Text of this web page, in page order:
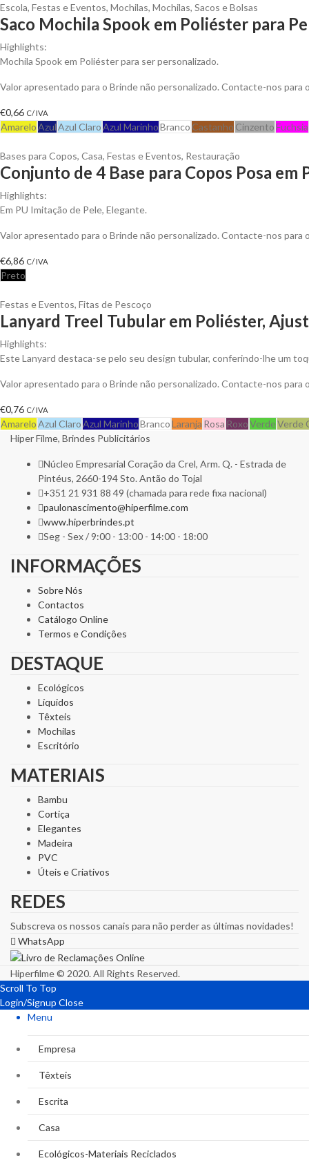
Escola, Festas e Eventos, Mochilas, Mochilas, Sacos e Bolsas
Saco Mochila Spook em Poliéster para
Highlights:
Mochila Spook em Poliéster para ser personalizado.
Valor apresentado para o Brinde não personalizado. Contacte-nos
€0,66 C/ IVA
AmareloAzulAzul ClaroAzul MarinhoBranco Castanho CinzentoFuchsia
Bases para Copos, Casa, Festas e Eventos, Restauração
Conjunto de 4 Base para Copos Posa
Highlights:
Em PU Imitação de Pele, Elegante.
Valor apresentado para o Brinde não personalizado. Contacte-nos
€6,86 C/ IVA
Preto
Festas e Eventos, Fitas de Pescoço
Lanyard Treel Tubular em Poliéster,
Highlights:
Este Lanyard destaca-se pelo seu design tubular, conferindo-lhe um
Valor apresentado para o Brinde não personalizado. Contacte-nos
€0,76 C/ IVA
AmareloAzul ClaroAzul MarinhoBrancoLaranja Rosa RoxoVerdeVerde
Hiper Filme, Brindes Publicitários
Núcleo Empresarial Coração da Crel, Arm. Q. - Estrada de
Pintéus, 2660-194 Sto. Antão do Tojal
+351 21 931 88 49 (chamada para rede fixa nacional)
paulonascimento@hiperfilme.com
www.hiperbrindes.pt
Seg - Sex / 9:00 - 13:00 - 14:00 - 18:00
INFORMAÇÕES
Sobre Nós
Contactos
Catálogo Online
Termos e Condições
DESTAQUE
Ecológicos
Líquidos
Têxteis
Mochilas
Escritório
MATERIAIS
Bambu
Cortiça
Elegantes
Madeira
PVC
Úteis e Criativos
REDES
Subscreva os nossos canais para não perder as últimas novidades!
WhatsApp
Hiperfilme © 2020. All Rights Reserved.
Scroll To Top
Login/Signup Close
Menu
Empresa
Têxteis
Escrita
Casa
Ecológicos-Materiais Reciclados